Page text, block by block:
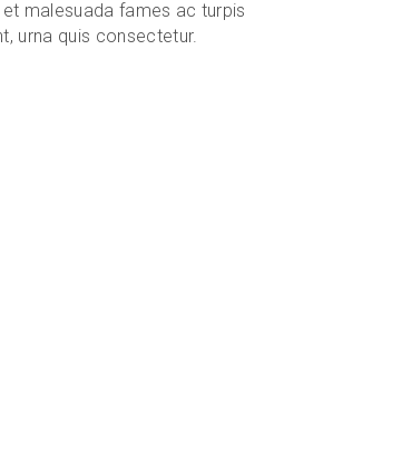
malesuada fames ac turpis
urna quis consectetur.